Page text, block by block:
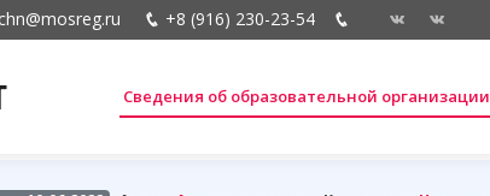
+8 (916) 230-23-54
Сведения об образовательной организации